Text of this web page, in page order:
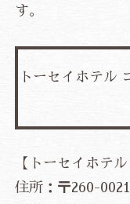
す。
トーセイホテル
【トーセイホテ
住所：〒260-